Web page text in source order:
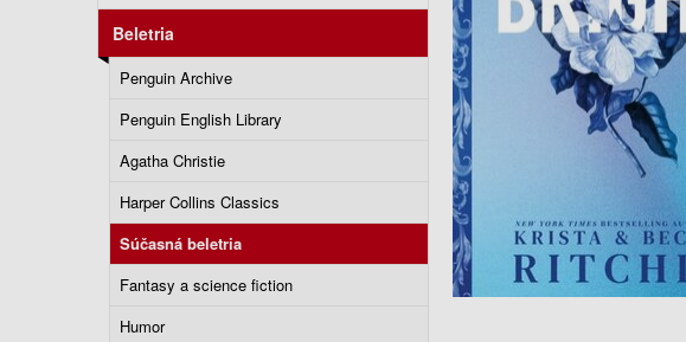
Beletria
Penguin Archive
Penguin English Library
Agatha Christie
Harper Collins Classics
Súčasná beletria
Fantasy a science fiction
Humor